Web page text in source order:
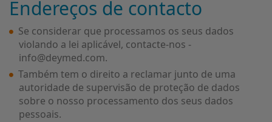
Endereços de contacto
Se considerar que processamos os seus dados
violando a lei aplicável, contacte-nos -
info@deymed.com.
Também tem o direito a reclamar junto de uma
autoridade de supervisão de proteção de dados
sobre o nosso processamento dos seus dados
pessoais.